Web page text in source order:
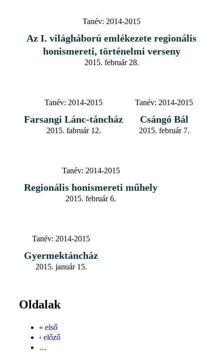
Tanév: 2014-2015
Az I. világháború emlékezete regionális
honismereti, történelmi verseny
2015. február 28.
Tanév: 2014-2015
Farsangi Lánc-táncház
2015. fabruár 12.
Tanév: 2014-2015
Csángó Bál
2015. február 7.
Tanév: 2014-2015
Regionális honismereti műhely
2015. február 6.
Tanév: 2014-2015
Gyermektáncház
2015. január 15.
Oldalak
« első
‹ előző
…